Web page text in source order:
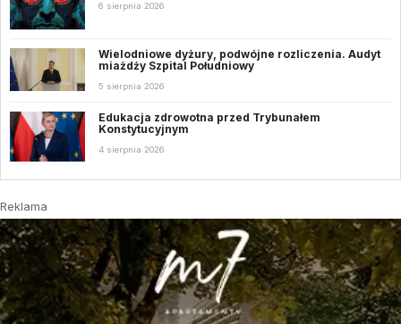
6 sierpnia 2026
Wielodniowe dyżury, podwójne rozliczenia. Audyt
miażdży Szpital Południowy
5 sierpnia 2026
Edukacja zdrowotna przed Trybunałem
Konstytucyjnym
4 sierpnia 2026
Reklama